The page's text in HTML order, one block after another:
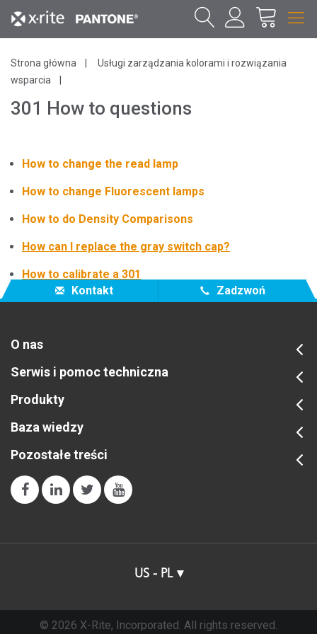
Strona główna
Usługi zarządzania kolorami i rozwiązania
wsparcia
301 How to questions
How to change the read lamp
How to change Fluorescent lamps
How to do Density Comparisons
How can I replace the gray switch cap?
How to calibrate a 301
Kontakt
Zadzwoń
O nas
Serwis i pomoc techniczna
Produkty
Baza wiedzy
Pozostałe treści
US - PL
© 2026 X-Rite, Incorporated. All rights reserved.